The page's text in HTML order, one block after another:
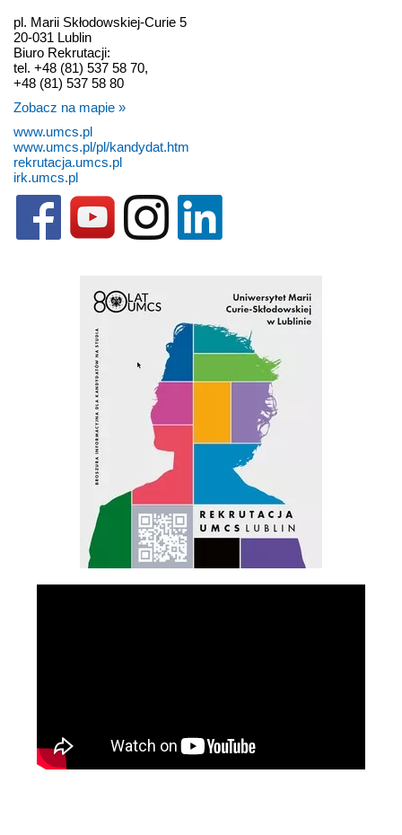
pl. Marii Skłodowskiej-Curie 5
20-031 Lublin
Biuro Rekrutacji:
tel. +48 (81) 537 58 70,
+48 (81) 537 58 80
Zobacz na mapie »
www.umcs.pl
www.umcs.pl/pl/kandydat.htm
rekrutacja.umcs.pl
irk.umcs.pl